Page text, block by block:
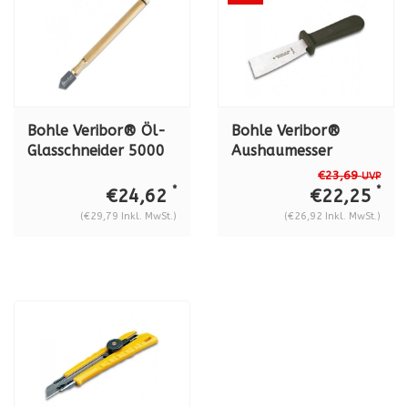
Bohle Veribor® Öl-
Glasschneider 5000
€24,62 *
(€29,79 Inkl. MwSt.)
Bohle Veribor®
Aushaumesser
Premium "DON
Kunststoffheft
€23,69UVP
€22,25 *
(€26,92 Inkl. MwSt.)